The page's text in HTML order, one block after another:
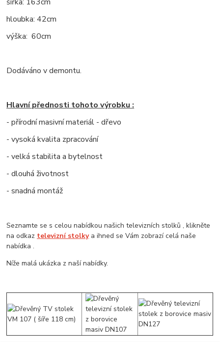
hloubka: 42cm
výška: 60cm
Dodáváno v demontu.
Hlavní přednosti tohoto výrobku :
- přírodní masivní materiál - dřevo
- vysoká kvalita zpracování
- velká stabilita a bytelnost
- dlouhá životnost
- snadná montáž
Seznamte se s celou nabídkou našich televizních stolků , klikněte
na odkaz televizní stolkya ihned se Vám zobrazí celá naše
nabídka .
Níže malá ukázka z naší nabídky.